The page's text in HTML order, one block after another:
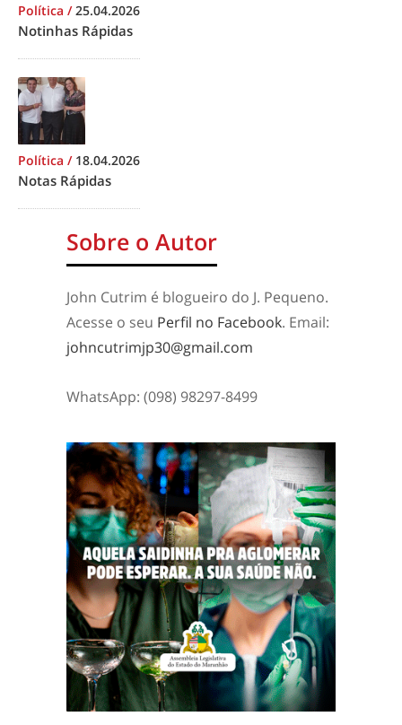
Política /25.04.2026
Notinhas Rápidas
Política / 18.04.2026
Notas Rápidas
Sobre o Autor
John Cutrim é blogueiro do J. Pequeno.
Acesse o seu Perfil no Facebook. Email:
johncutrimjp30@gmail.com
WhatsApp: (098) 98297-8499